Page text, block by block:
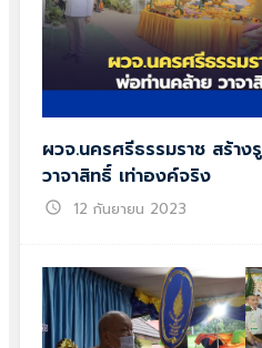
ผวจ.นครศรีธรรมราช สร้า
วาจาสิทธิ์ เท่าองค์จริง
schedule 12 กันยายน 2023